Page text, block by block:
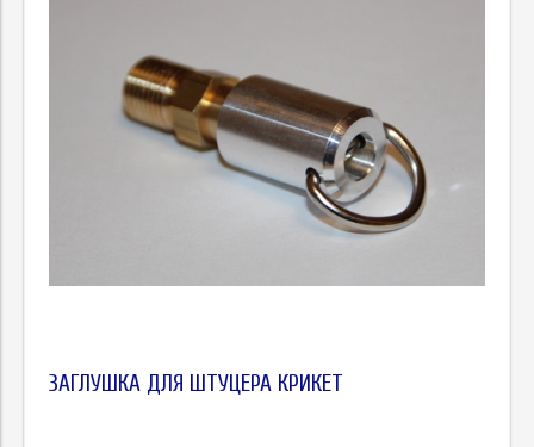
ЗАГЛУШКА ДЛЯ ШТУЦЕРА КРИКЕТ